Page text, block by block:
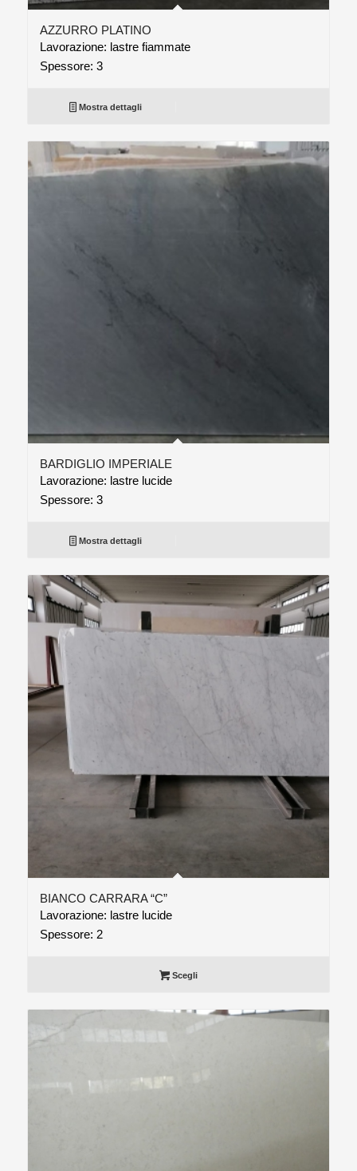
AZZURRO PLATINO
Lavorazione: lastre fiammate
Spessore: 3
Mostra dettagli
BARDIGLIO IMPERIALE
Lavorazione: lastre lucide
Spessore: 3
Mostra dettagli
BIANCO CARRARA “C”
Lavorazione: lastre lucide
Spessore: 2
Scegli